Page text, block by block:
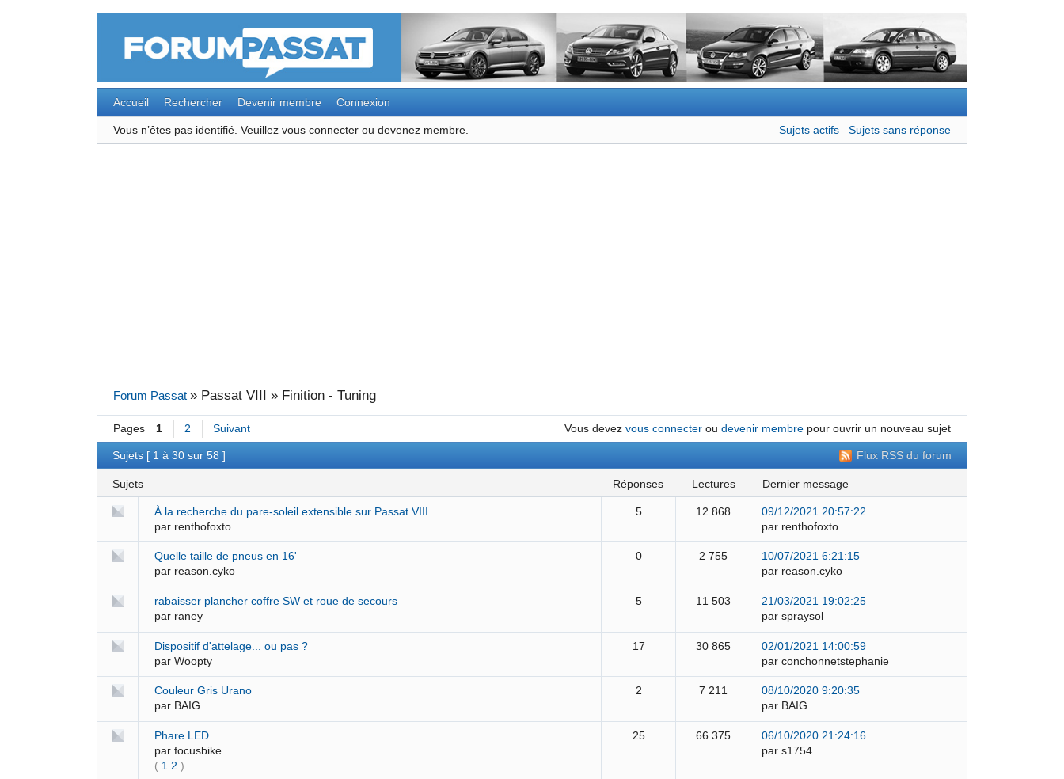
Accueil Rechercher Devenir membre Connexion
Vous n’êtes pas identifié. Veuillez vous connecter ou devenez membre. Sujets actifs Sujets sans réponse
Forum Passat » Passat VIII » Finition - Tuning
Pages 1 2 Suivant Vous devez vous connecterou devenir membrepour ouvrir un nouveau sujet
Flux RSS du forum
Sujets [ 1 à 30 sur 58 ]
Sujets réponses lectures dernier message
À la recherche du pare-soleil extensible sur Passat VIII
par renthofoxto
5 12 868
09/12/2021 20:57:22
par renthofoxto
Quelle taille de pneus en 16'
par reason.cyko
0 2 755
10/07/2021 6:21:15
par reason.cyko
rabaisser plancher coffre SW et roue de secours
par raney
5 11 503
21/03/2021 19:02:25
par spraysol
Dispositif d'attelage... ou pas ?
parWoopty
17 30 865
02/01/2021 14:00:59
par conchonnetstephanie
Couleur Gris Urano
par BAIG
2 7 211
08/10/2020 9:20:35
par BAIG
Phare LED
parfocusbike
( 1 2 )
25 66 375
06/10/2020 21:24:16
par s1754